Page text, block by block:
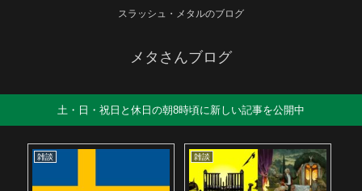
スラッシュ・メタルのブログ
メタさんブログ
土・日・祝日と休日の朝8時頃に新しい記事を公開中
雑談 雑談